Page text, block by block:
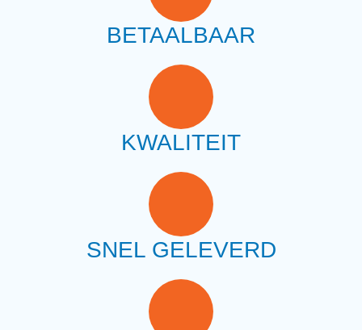
BETAALBAAR
KWALITEIT
SNEL GELEVERD